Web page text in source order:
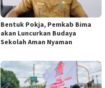
Bentuk Pokja, Pemkab Bima
akan Luncurkan Budaya
Sekolah Aman Nyaman